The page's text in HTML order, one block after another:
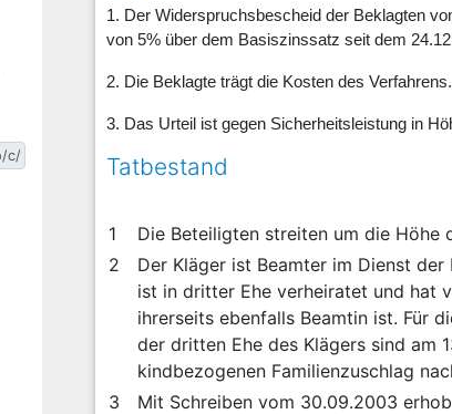
1. Der Widerspruchsbescheid der Beklagten
von 5% über dem Basiszinssatz seit dem
2. Die Beklagte trägt die Kosten des Verfahrens.
3. Das Urteil ist gegen Sicherheitsleistung in
Tatbestand
1
Die Beteiligten streiten um die Höhe
2
Der Kläger ist Beamter im Dienst
ist in dritter Ehe verheiratet und hat
ihrerseits ebenfalls Beamtin ist. Für
der dritten Ehe des Klägers sind am
kindbezogenen Familienzuschlag
3
Mit Schreiben vom 30.09.2003